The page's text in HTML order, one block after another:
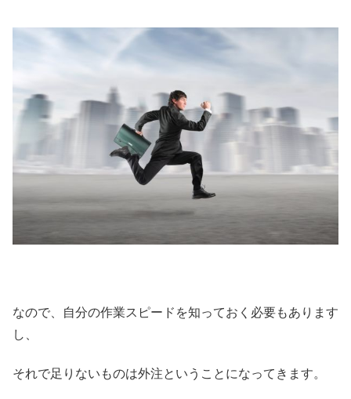
なので、自分の作業スピードを知っておく必要もあります
し、
それで足りないものは外注ということになってきます。